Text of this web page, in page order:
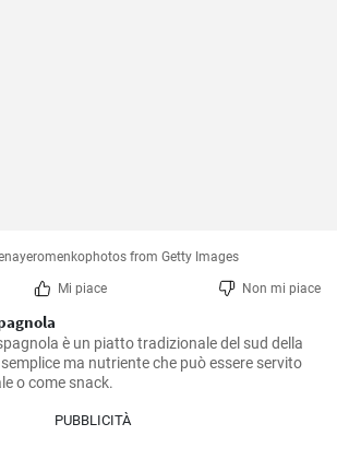
from Getty Images
Mi piace Non mi piace
è un piatto tradizionale del sud della
ma nutriente che può essere servito
o come snack.
PUBBLICITÀ